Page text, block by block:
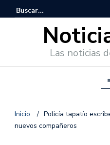
Las noticias
Inicio / Policía tapatío
nuevos compañeros